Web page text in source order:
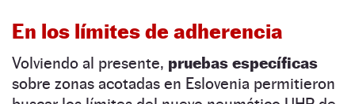
En los límites de adherencia
Volviendo al presente, pruebas específicas
sobre zonas acotadas en Eslovenia permitieron